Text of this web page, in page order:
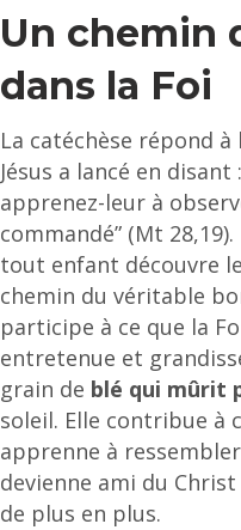
Un chemin
dans la Foi
La catéchèse répond à
Jésus a lancé en
apprenez-leur à
commandé” (Mt
tout enfant découvre
chemin du véritable
participe à ce que la
entretenue et
grain de blé qui mûrit
soleil. Elle contribue à
apprenne à
devienne ami du
de plus en plus.